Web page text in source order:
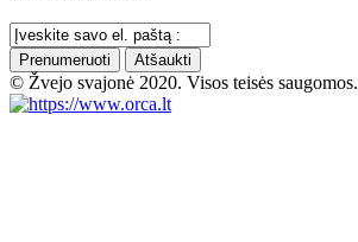
Prenumeruoti Atšaukti
© Žvejo svajonė 2020. Visos teisės saugomos.